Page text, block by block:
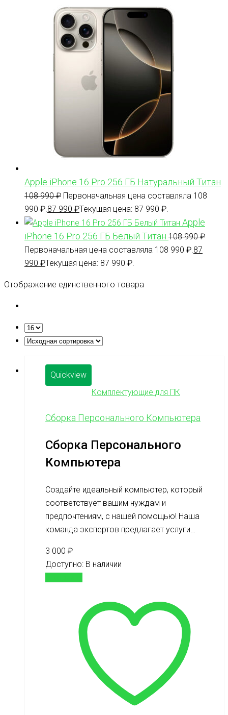
Apple iPhone 16 Pro 256 ГБ Натуральный Титан
108 990₽ Первоначальная цена составляла 108
990 ₽. 87 990 ₽Текущая цена: 87 990 ₽.
Apple
iPhone 16 Pro 256 ГБ Белый Титан 108 990₽
Первоначальная цена составляла 108 990 ₽. 87
990 ₽Текущая цена: 87 990 ₽.
Отображение единственного товара
Quickview
Комплектующие для ПК
Сборка Персонального Компьютера
Сборка Персонального
Компьютера
Создайте идеальный компьютер, который
соответствует вашим нуждам и
предпочтениям, с нашей помощью! Наша
команда экспертов предлагает услуги…
3 000 ₽
Доступно: В наличии